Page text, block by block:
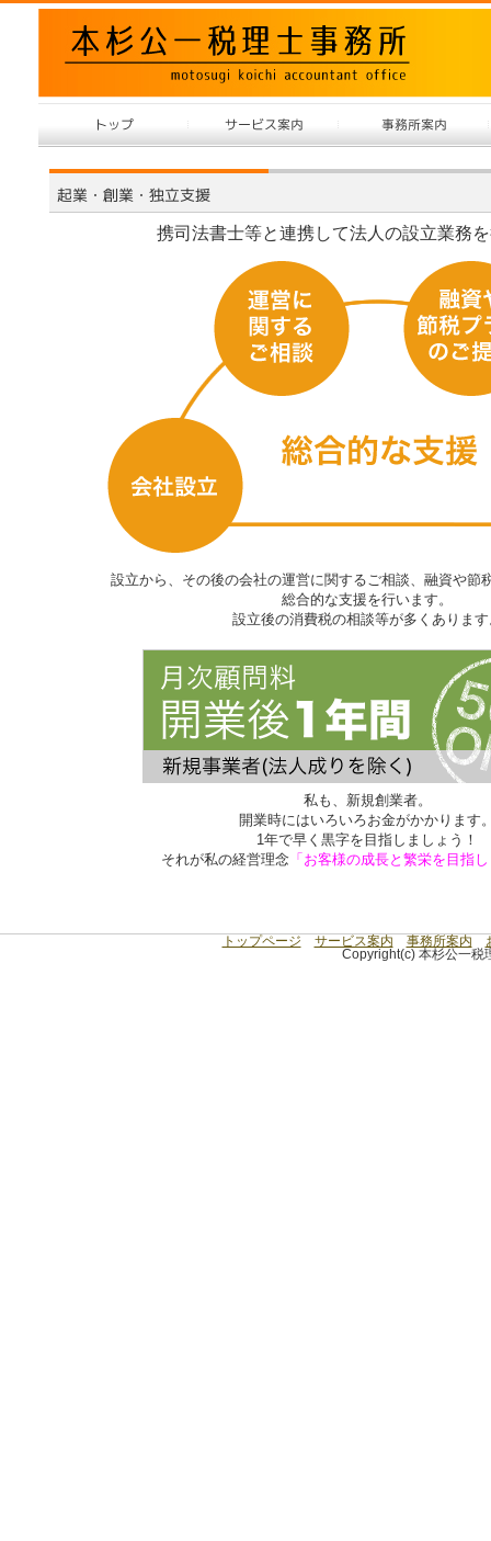
携司法書士等と連携して法人の設立業務
設立から、その後の会社の運営に関するご相談、融資や節
総合的な支援を行います。
設立後の消費税の相談等が多くあります
私も、新規創業者。
開業時にはいろいろお金がかかります
1年で早く黒字を目指しましょう！
それが私の経営理念「お客様の成長と繁栄を目指
トップページ サービス案内 事務所案内
Copyright(c) 本杉公一税